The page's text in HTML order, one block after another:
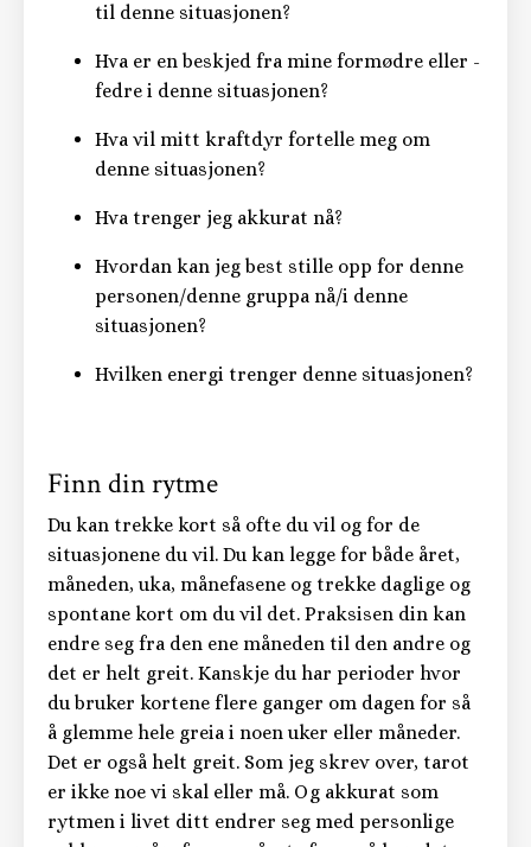
til denne situasjonen?
Hva er en beskjed fra mine formødre eller -
fedre i denne situasjonen?
Hva vil mitt kraftdyr fortelle meg om
denne situasjonen?
Hva trenger jeg akkurat nå?
Hvordan kan jeg best stille opp for denne
personen/denne gruppa nå/i denne
situasjonen?
Hvilken energi trenger denne situasjonen?
Finn din rytme
Du kan trekke kort så ofte du vil og for de
situasjonene du vil. Du kan legge for både året,
måneden, uka, månefasene og trekke daglige og
spontane kort om du vil det. Praksisen din kan
endre seg fra den ene måneden til den andre og
det er helt greit. Kanskje du har perioder hvor
du bruker kortene flere ganger om dagen for så
å glemme hele greia i noen uker eller måneder.
Det er også helt greit. Som jeg skrev over, tarot
er ikke noe vi skal eller må. Og akkurat som
rytmen i livet ditt endrer seg med personlige